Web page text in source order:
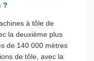
?
à tôle de
la deuxième plus
de 140 000 mètres
de tôle, avec la